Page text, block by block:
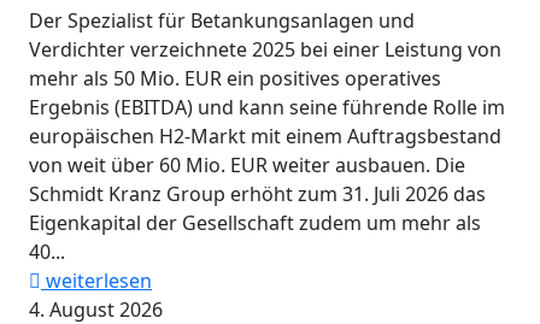
Der Spezialist für Betankungsanlagen und
Verdichter verzeichnete 2025 bei einer Leistung von
mehr als 50 Mio. EUR ein positives operatives
Ergebnis (EBITDA) und kann seine führende Rolle im
europäischen H2-Markt mit einem Auftragsbestand
von weit über 60 Mio. EUR weiter ausbauen. Die
Schmidt Kranz Group erhöht zum 31. Juli 2026 das
Eigenkapital der Gesellschaft zudem um mehr als
40...
weiterlesen
4. August 2026